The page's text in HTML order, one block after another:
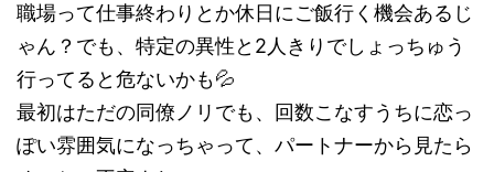
職場って仕事終わりとか休日にご飯行く機会あるじ
ゃん？でも、特定の異性と2人きりでしょっちゅう
行ってると危ないかも💦
最初はただの同僚ノリでも、回数こなすうちに恋っ
ぽい雰囲気になっちゃって、パートナーから見たら